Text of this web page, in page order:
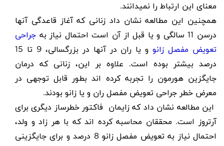
معنای این ارتباط را نمیدانند.
همچنین این مطالعه نشان داد زنانی که آغاز قاعدگی آنها
درسن 11 سالگی و یا قبل از آن است احتمال نیاز به
جراحی
تعویض مفصل زانو
و یا ران در آنها در بزرگسالی، 9 تا 15
درصد بیشتر بوده است. علاوه بر این، زنانی که درمان
جایگزین هورمون را تجربه کرده اند بطور قابل توجهی در
معرض خطر جراحی تعویض مفصل ران و یا زانو بودند.
این مطالعه نشان داد که زایمان فاکتور خطرساز دیگری برای
آرتروز است. محققان محاسبه کرده اند که با هر زاد و ولد،
احتمال نیاز به تعویض مفصل زانو 8 درصد و برای جایگزینی